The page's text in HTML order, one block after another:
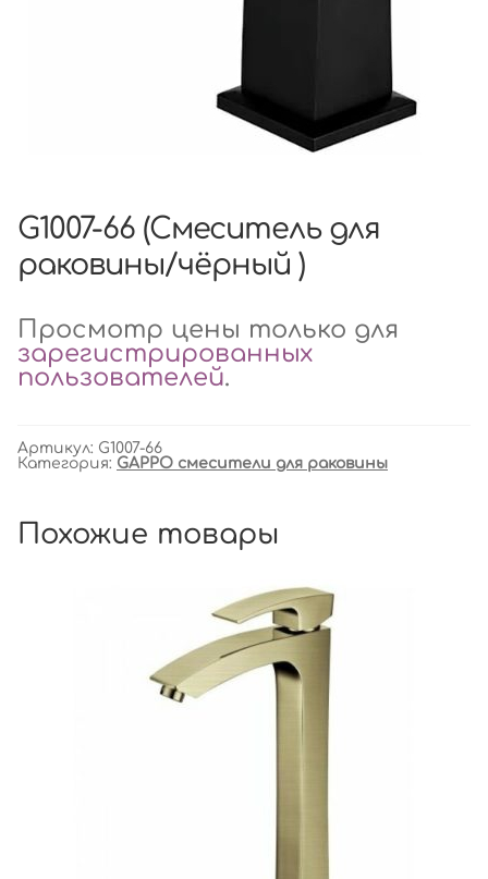
G1007-66 (Смеситель для
раковины/чёрный )
Просмотр цены только для
зарегистрированных
пользователей.
Артикул: G1007-66
Категория: GAPPO смесители для раковины
Похожие товары